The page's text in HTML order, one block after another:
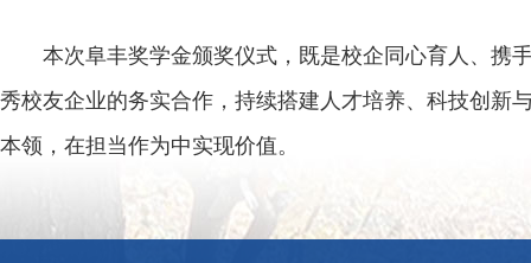
本次阜丰奖学金颁奖仪式，既是校企同心育人、携
秀校友企业的务实合作，持续搭建人才培养、科技创新
本领，在担当作为中实现价值。